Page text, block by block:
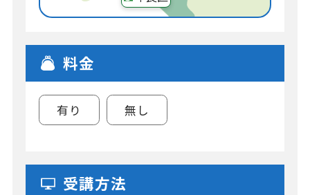
料金
有り 無し
受講方法